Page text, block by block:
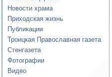
Новости храма
Приходская жизнь
Публикации
Троицкая Православная газета
Стенгазета
Фотографии
Видео